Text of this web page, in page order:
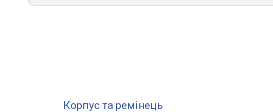
Корпус та ремінець